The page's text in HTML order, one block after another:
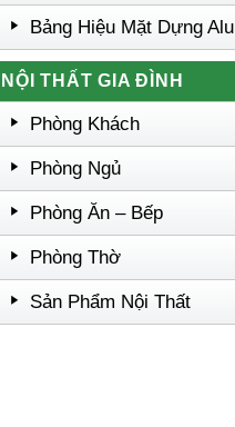
Bảng Hiệu Mặt Dựng Alu
NỘI THẤT GIA ĐÌNH
Phòng Khách
Phòng Ngủ
Phòng Ăn – Bếp
Phòng Thờ
Sản Phẩm Nội Thất